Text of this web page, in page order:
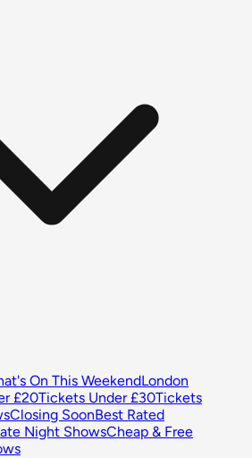
On This WeekendLondon
£20Tickets Under £30Tickets
Closing SoonBest Rated
Night ShowsCheap & Free